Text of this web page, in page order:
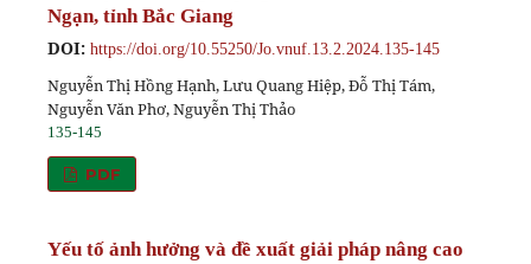
Ngạn, tỉnh Bắc Giang
DOI: https://doi.org/10.55250/Jo.vnuf.13.2.2024.135-145
Nguyễn Thị Hồng Hạnh, Lưu Quang Hiệp, Đỗ Thị Tám,
Nguyễn Văn Phơ, Nguyễn Thị Thảo
135-145
PDF
Yếu tố ảnh hưởng và đề xuất giải pháp nâng cao